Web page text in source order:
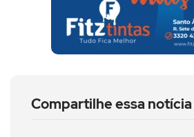
Compartilhe essa notícia